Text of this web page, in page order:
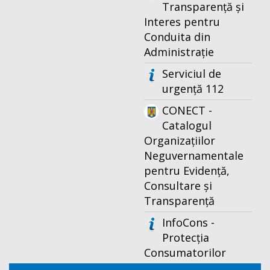
Transparență și
Interes pentru
Conduita din
Administrație
Serviciul de
urgență 112
CONECT -
Catalogul
Organizațiilor
Neguvernamentale
pentru Evidență,
Consultare și
Transparență
InfoCons -
Protecția
Consumatorilor